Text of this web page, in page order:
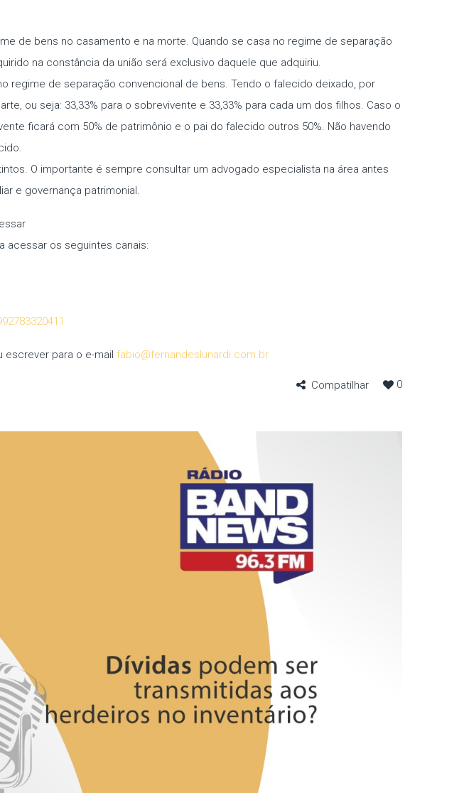
de bens no casamento e na morte. Quando se casa no regime de separação
na constância da união será exclusivo daquele que adquiriu.
regime de separação convencional de bens. Tendo o falecido deixado, por
ou seja: 33,33% para o sobrevivente e 33,33% para cada um dos filhos. Caso o
ficará com 50% de patrimônio e o pai do falecido outros 50%. Não havendo
O importante é sempre consultar um advogado especialista na área antes
e governança patrimonial.
acessar os seguintes canais:
escrever para o e-mail fabio@fernandeslunardi.com.br
Compatilhar 0